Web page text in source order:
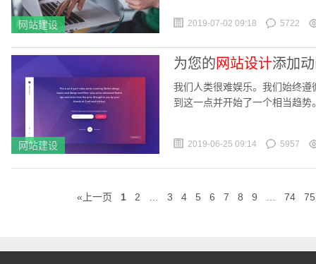
网站建设 2019-07-02 09:18 5722
网站建设
为您的网站设计添加
我们人类很难娱乐。我们始终
到这一点并开始了一个相当趋
2019-06-25 09:14 5957
«上一页 1 2 3 4 5 6 7 8 9 74